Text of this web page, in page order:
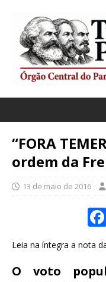
“FORA
ordem da
13 de maio de 2016
Leia na íntegra a nota
O voto